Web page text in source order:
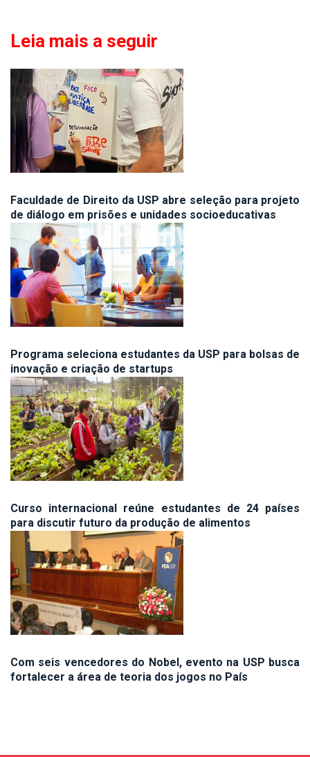
Leia mais a seguir
Faculdade de Direito da USP abre seleção para projeto
de diálogo em prisões e unidades socioeducativas
Programa seleciona estudantes da USP para bolsas de
inovação e criação de startups
Curso internacional reúne estudantes de 24 países
para discutir futuro da produção de alimentos
Com seis vencedores do Nobel, evento na USP busca
fortalecer a área de teoria dos jogos no País